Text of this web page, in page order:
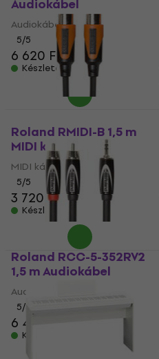
Audiokábel
Audiokábel
5/5
6 620 Ft
Készleten
Roland RMIDI-B 1,5 m
MIDI kábel
MIDI kábel
5/5
3 720 Ft
Készleten
Roland RCC-5-352RV2
1,5 m Audiokábel
Audiokábel
5/5
6 450 Ft
Készleten